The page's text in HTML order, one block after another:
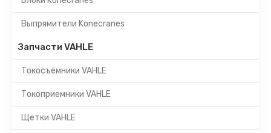
Выпрямители Konecranes
Запчасти VAHLE
Токосъёмники VAHLE
Токоприемники VAHLE
Щетки VAHLE